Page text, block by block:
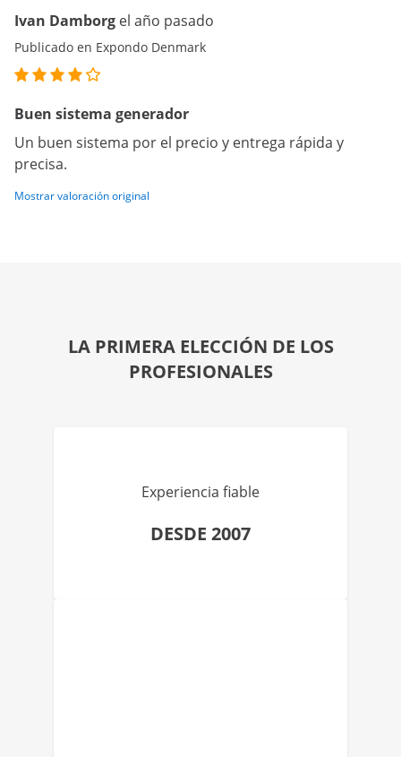
Ivan Damborg el año pasado
Publicado en Expondo Denmark
Buen sistema generador
Un buen sistema por el precio y entrega rápida y
precisa.
Mostrar valoración original
LA PRIMERA ELECCIÓN DE LOS
PROFESIONALES
Experiencia fiable
DESDE 2007